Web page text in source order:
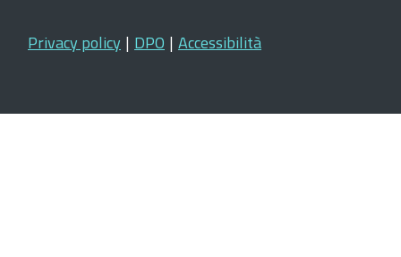
Privacy policy | DPO | Accessibilità